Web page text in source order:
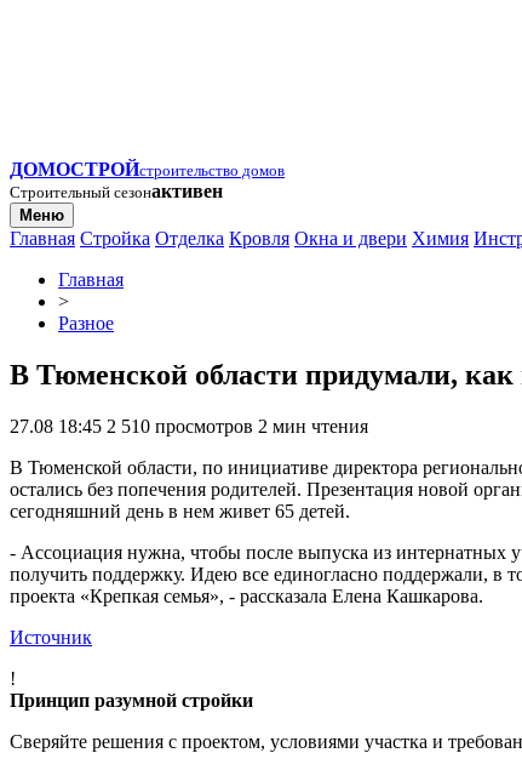
ДОМОСТРОЙстроительство домов
Строительный сезонактивен
Меню
Главная Стройка Отделка Кровля Окна и двери Химия
Главная
>
Разное
В Тюменской области придумали,
27.08 18:45 2 510 просмотров 2 мин чтения
В Тюменской области, по инициативе директора
остались без попечения родителей. Презентация новой
сегодняшний день в нем живет 65 детей.
- Ассоциация нужна, чтобы после выпуска из интернатных
получить поддержку. Идею все единогласно поддержали, в
проекта «Крепкая семья», - рассказала Елена Кашкарова.
Источник
!
Принцип разумной стройки
Сверяйте решения с проектом, условиями участка и